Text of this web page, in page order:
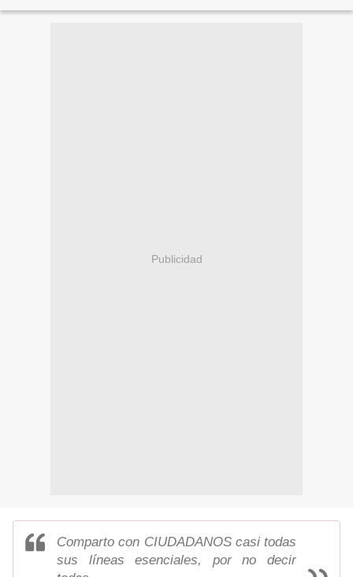
Publicidad
Comparto con CIUDADANOS casi todas
sus líneas esenciales, por no decir